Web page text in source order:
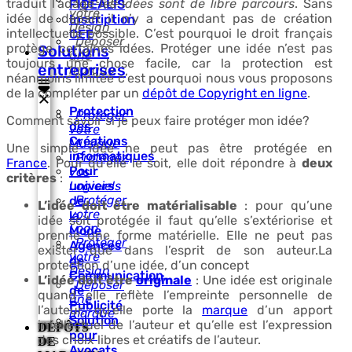
votre
Design
Déposer
une
marque
Protéger
votre
Musique
Protégez
vos
Logiciels
Protéger
votre
Logo
Protéger
votre
Design
Déposer
une
marque
DÉPÔTS
DE
FIDEALIS
Inscription
CEE
Solutions
entreprises
Protection
des
Créations
informatiques
Pour
univers
de
la
Mode
Agences
de
Communication,
de
Publicité
Solution
pour
traduit l’adageles idées sont de libre parcours. Sans
idée de départ il n’y a cependant pas de création
intellectuelle possible. C’est pourquoi le droit français
protège certaines idées. Protéger une idée n’est pas
toujours une chose facile, car la protection est
néanmoins limitée c’est pourquoi nous vous proposons
de la compléter par un dépôt de Copyright en ligne.
Comment savoir si je peux faire protéger mon idée?
Une simple idée ne peut pas être protégée en
France. Pour qu’elle le soit, elle doit répondre à deux
critères:
L’idée doit être matérialisable : pour qu’une
idée soit protégée il faut qu’elle s’extériorise et
prenne une forme matérielle. Elle ne peut pas
exister que dans l’esprit de son auteur.La
protection d’une idée, d’un concept
L’idée doit êtreoriginale : Une idée est originale
quand elle reflète l’empreinte personnelle de
l’auteur, qu’elle porte la marque d’un apport
intellectuel de l’auteur et qu’elle est l’expression
des choix libres et créatifs de l’auteur.